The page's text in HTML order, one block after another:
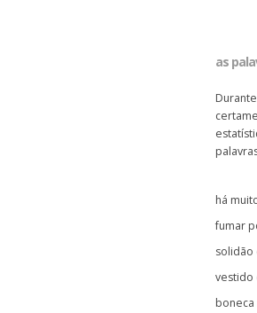
as
há
fumar
solidão
vestido
boneca